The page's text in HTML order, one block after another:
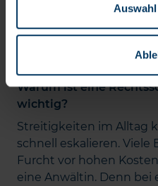
Hier finden Sie
Fragen zum Haus- und
Warum ist eine
wichtig?
Streitigkeiten im Alltag
schnell eskalieren. Viele
Furcht vor hohen
eine Anwältin. Denn bei